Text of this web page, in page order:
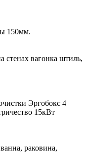
150мм.
вагонка штиль,
Эргобокс 4
15кВт
раковина,